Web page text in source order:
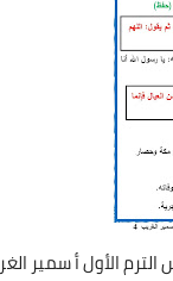
الأول أ سمير